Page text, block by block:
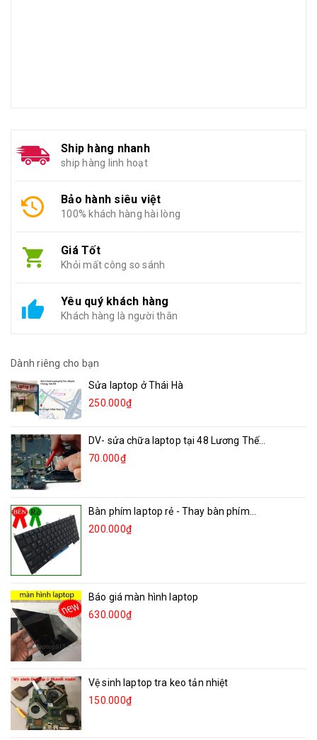
Ship hàng nhanh
ship hàng linh hoạt
Bảo hành siêu việt
100% khách hàng hài lòng
Giá Tốt
Khỏi mất công so sánh
Yêu quý khách hàng
Khách hàng là người thân
Dành riêng cho bạn
Sửa laptop ở Thái Hà
250.000₫
DV- sửa chữa laptop tại 48 Lương Thế...
70.000₫
Bàn phím laptop rẻ - Thay bàn phím...
200.000₫
Báo giá màn hình laptop
630.000₫
Vệ sinh laptop tra keo tản nhiệt
150.000₫